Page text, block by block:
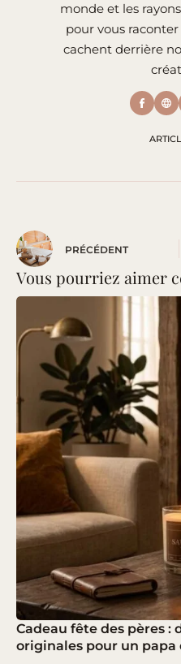
monde et les
pour vous
cachent derrière
PRÉCÉDENT
Vous pourriez aimer
Cadeau fête des pères :
originales pour un